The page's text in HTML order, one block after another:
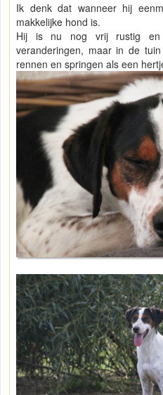
Ik denk dat wanneer hij
makkelijke hond is.
Hij is nu nog vrij rustig
veranderingen, maar in de
rennen en springen als een